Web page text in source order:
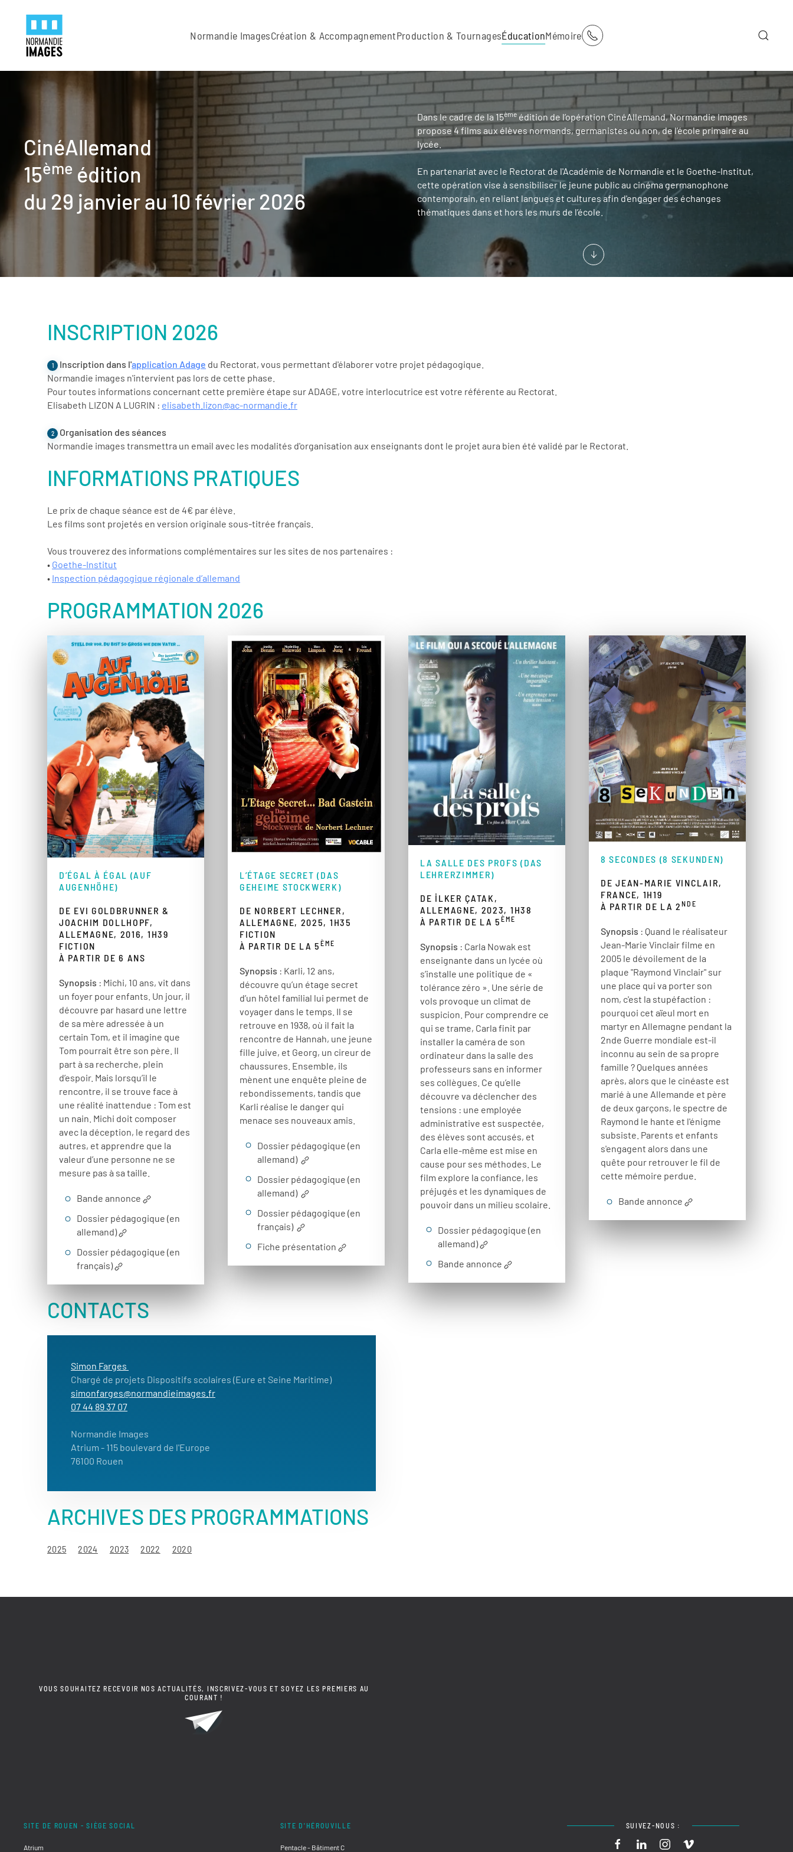
Skip to main content
Normandie ImagesCréation & AccompagnementProduction & TournagesÉducationMémoire
CinéAllemand
15ème édition
du 29 janvier au 10 février 2026
Dans le cadre de la 15ème édition de l’opération CinéAllemand, Normandie Images
propose 4 films aux élèves normands, germanistes ou non, de l’école primaire au
lycée.
En partenariat avec le Rectorat de l'Académie de Normandie et le Goethe-Institut,
cette opération vise à sensibiliser le jeune public au cinéma germanophone
contemporain, en reliant langues et cultures afin d'engager des échanges
thématiques dans et hors les murs de l’école.
INSCRIPTION 2026
1 Inscription dans l'application Adage du Rectorat, vous permettant d'élaborer votre projet pédagogique.
Normandie images n'intervient pas lors de cette phase.
Pour toutes informations concernant cette première étape sur ADAGE, votre interlocutrice est votre référente au Rectorat.
Elisabeth LIZON A LUGRIN : elisabeth.lizon@ac-normandie.fr
2
Organisation des séances
Normandie images transmettra un email avec les modalités d'organisation aux enseignants dont le projet aura bien été validé par le Rectorat.
INFORMATIONS PRATIQUES
Le prix de chaque séance est de 4€ par élève.
Les films sont projetés en version originale sous-titrée français.
Vous trouverez des informations complémentaires sur les sites de nos partenaires :
• Goethe-Institut
• Inspection pédagogique régionale d’allemand
PROGRAMMATION 2026
D’ÉGAL À ÉGAL (AUF
AUGENHÖHE)
DE EVI GOLDBRUNNER &
JOACHIM DOLLHOPF,
ALLEMAGNE, 2016, 1H39
FICTION
À PARTIR DE 6 ANS
Synopsis : Michi, 10 ans, vit dans
un foyer pour enfants. Un jour, il
découvre par hasard une lettre
de sa mère adressée à un
certain Tom, et il imagine que
Tom pourrait être son père. Il
part à sa recherche, plein
d’espoir. Mais lorsqu’il le
rencontre, il se trouve face à
une réalité inattendue : Tom est
un nain. Michi doit composer
avec la déception, le regard des
autres, et apprendre que la
valeur d’une personne ne se
mesure pas à sa taille.
Bande annonce
Dossier pédagogique (en
allemand)
Dossier pédagogique (en
français)
L’ÉTAGE SECRET (DAS
GEHEIME STOCKWERK)
DE NORBERT LECHNER,
ALLEMAGNE, 2025, 1H35
FICTION
À PARTIR DE LA 5ÈME
Synopsis : Karli, 12 ans,
découvre qu’un étage secret
d’un hôtel familial lui permet de
voyager dans le temps. Il se
retrouve en 1938, où il fait la
rencontre de Hannah, une jeune
fille juive, et Georg, un cireur de
chaussures. Ensemble, ils
mènent une enquête pleine de
rebondissements, tandis que
Karli réalise le danger qui
menace ses nouveaux amis.
Dossier pédagogique (en
allemand)
Dossier pédagogique (en
allemand)
Dossier pédagogique (en
français)
Fiche présentation
LA SALLE DES PROFS (DAS
LEHRERZIMMER)
DE İLKER ÇATAK,
ALLEMAGNE, 2023, 1H38
À PARTIR DE LA 5ÈME
Synopsis : Carla Nowak est
enseignante dans un lycée où
s’installe une politique de «
tolérance zéro ». Une série de
vols provoque un climat de
suspicion. Pour comprendre ce
qui se trame, Carla finit par
installer la caméra de son
ordinateur dans la salle des
professeurs sans en informer
ses collègues. Ce qu’elle
découvre va déclencher des
tensions : une employée
administrative est suspectée,
des élèves sont accusés, et
Carla elle-même est mise en
cause pour ses méthodes. Le
film explore la confiance, les
préjugés et les dynamiques de
pouvoir dans un milieu scolaire.
Dossier pédagogique (en
allemand)
Bande annonce
8 SECONDES (8 SEKUNDEN)
DE JEAN-MARIE VINCLAIR,
FRANCE, 1H19
À PARTIR DE LA 2NDE
Synopsis : Quand le réalisateur
Jean-Marie Vinclair filme en
2005 le dévoilement de la
plaque "Raymond Vinclair" sur
une place qui va porter son
nom, c'est la stupéfaction :
pourquoi cet aïeul mort en
martyr en Allemagne pendant la
2nde Guerre mondiale est-il
inconnu au sein de sa propre
famille ? Quelques années
après, alors que le cinéaste est
marié à une Allemande et père
de deux garçons, le spectre de
Raymond le hante et l'énigme
subsiste. Parents et enfants
s'engagent alors dans une
quête pour retrouver le fil de
cette mémoire perdue.
Bande annonce
CONTACTS
Simon Farges
Chargé de projets Dispositifs scolaires (Eure et Seine Maritime)
simonfarges@normandieimages.fr
07 44 89 37 07
Normandie Images
Atrium - 115 boulevard de l'Europe
76100 Rouen
ARCHIVES DES PROGRAMMATIONS
2025 2024 2023 2022 2020
VOUS SOUHAITEZ RECEVOIR NOS ACTUALITÉS, INSCRIVEZ-VOUS ET SOYEZ LES PREMIERS AU
COURANT !
SITE DE ROUEN - SIÈGE SOCIAL
Atrium
SITE D'HÉROUVILLE
Pentacle - Bâtiment C
SUIVEZ-NOUS :